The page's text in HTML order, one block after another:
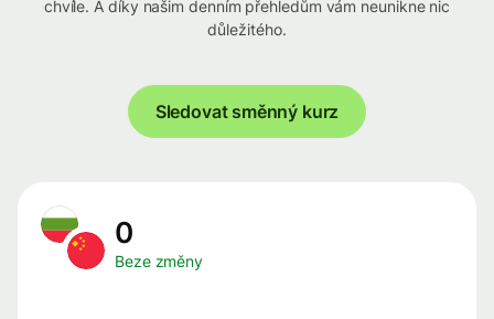
chvíle. A díky našim denním přehledům vám neunikne nic
důležitého.
Sledovat směnný kurz
0
Beze změny